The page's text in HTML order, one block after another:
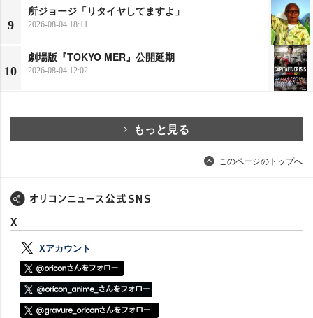
9
所ジョージ「リタイヤしてますよ」
2026-08-04 18:11
10
劇場版『TOKYO MER』公開延期
2026-08-04 12:02
もっと見る
このページのトップへ
X
Xアカウント